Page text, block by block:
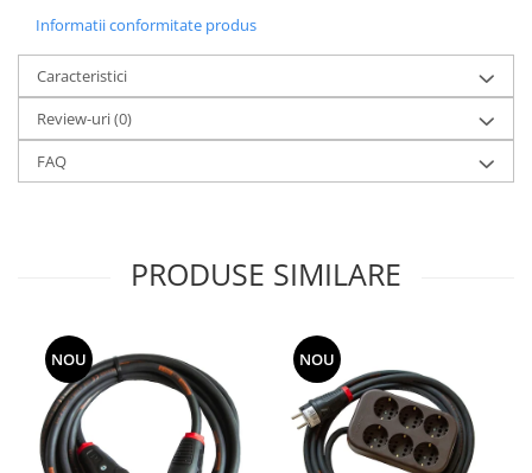
Informatii conformitate produs
Caracteristici
Review-uri(0)
FAQ
PRODUSE SIMILARE
NOU NOU